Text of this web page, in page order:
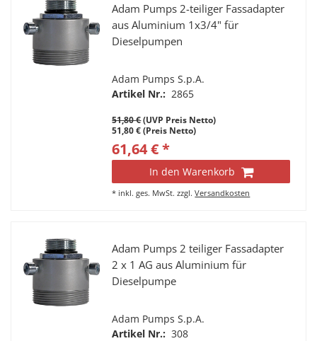
Adam Pumps 2-teiliger Fassadapter
aus Aluminium 1x3/4" für
Dieselpumpen
Adam Pumps S.p.A.
Artikel Nr.: 2865
51,80 €(UVP Preis Netto)
51,80 € (Preis Netto)
61,64 € *
In den Warenkorb
* inkl. ges. MwSt. zzgl.Versandkosten
Adam Pumps 2 teiliger Fassadapter
2 x 1 AG aus Aluminium für
Dieselpumpe
Adam Pumps S.p.A.
Artikel Nr.: 308